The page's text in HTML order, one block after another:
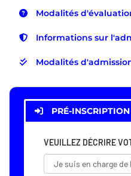
Modalités
Informations sur
Modalités
PRÉ-INSCRIPTION
VEUILLEZ DÉCRIRE